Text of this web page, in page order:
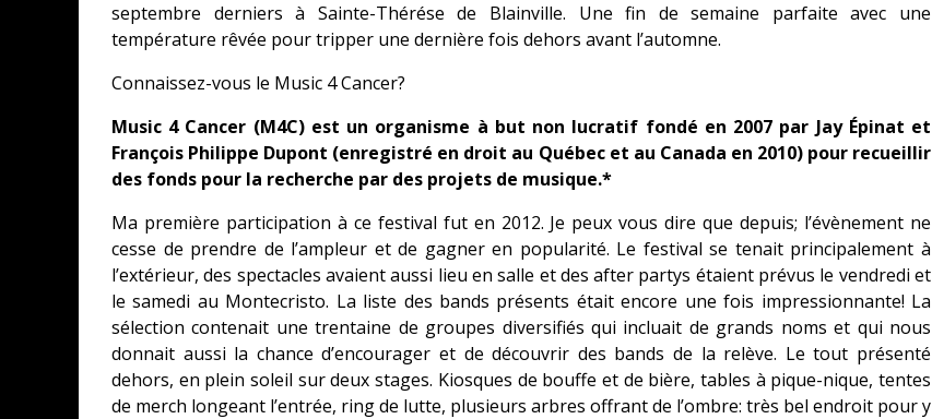
septembre derniers à Sainte-Thérése de Blainville. Une fin de semaine parfaite avec une
température rêvée pour tripper une dernière fois dehors avant l’automne.
Connaissez-vous le Music 4 Cancer?
Music 4 Cancer (M4C) est un organisme à but non lucratif fondé en 2007 par Jay Épinat et
François Philippe Dupont (enregistré en droit au Québec et au Canada en 2010) pour recueillir
des fonds pour la recherche par des projets de musique.*
Ma première participation à ce festival fut en 2012. Je peux vous dire que depuis; l’évènement ne
cesse de prendre de l’ampleur et de gagner en popularité. Le festival se tenait principalement à
l’extérieur, des spectacles avaient aussi lieu en salle et des after partys étaient prévus le vendredi et
le samedi au Montecristo. La liste des bands présents était encore une fois impressionnante! La
sélection contenait une trentaine de groupes diversifiés qui incluait de grands noms et qui nous
donnait aussi la chance d’encourager et de découvrir des bands de la relève. Le tout présenté
dehors, en plein soleil sur deux stages. Kiosques de bouffe et de bière, tables à pique-nique, tentes
de merch longeant l’entrée, ring de lutte, plusieurs arbres offrant de l’ombre: très bel endroit pour y